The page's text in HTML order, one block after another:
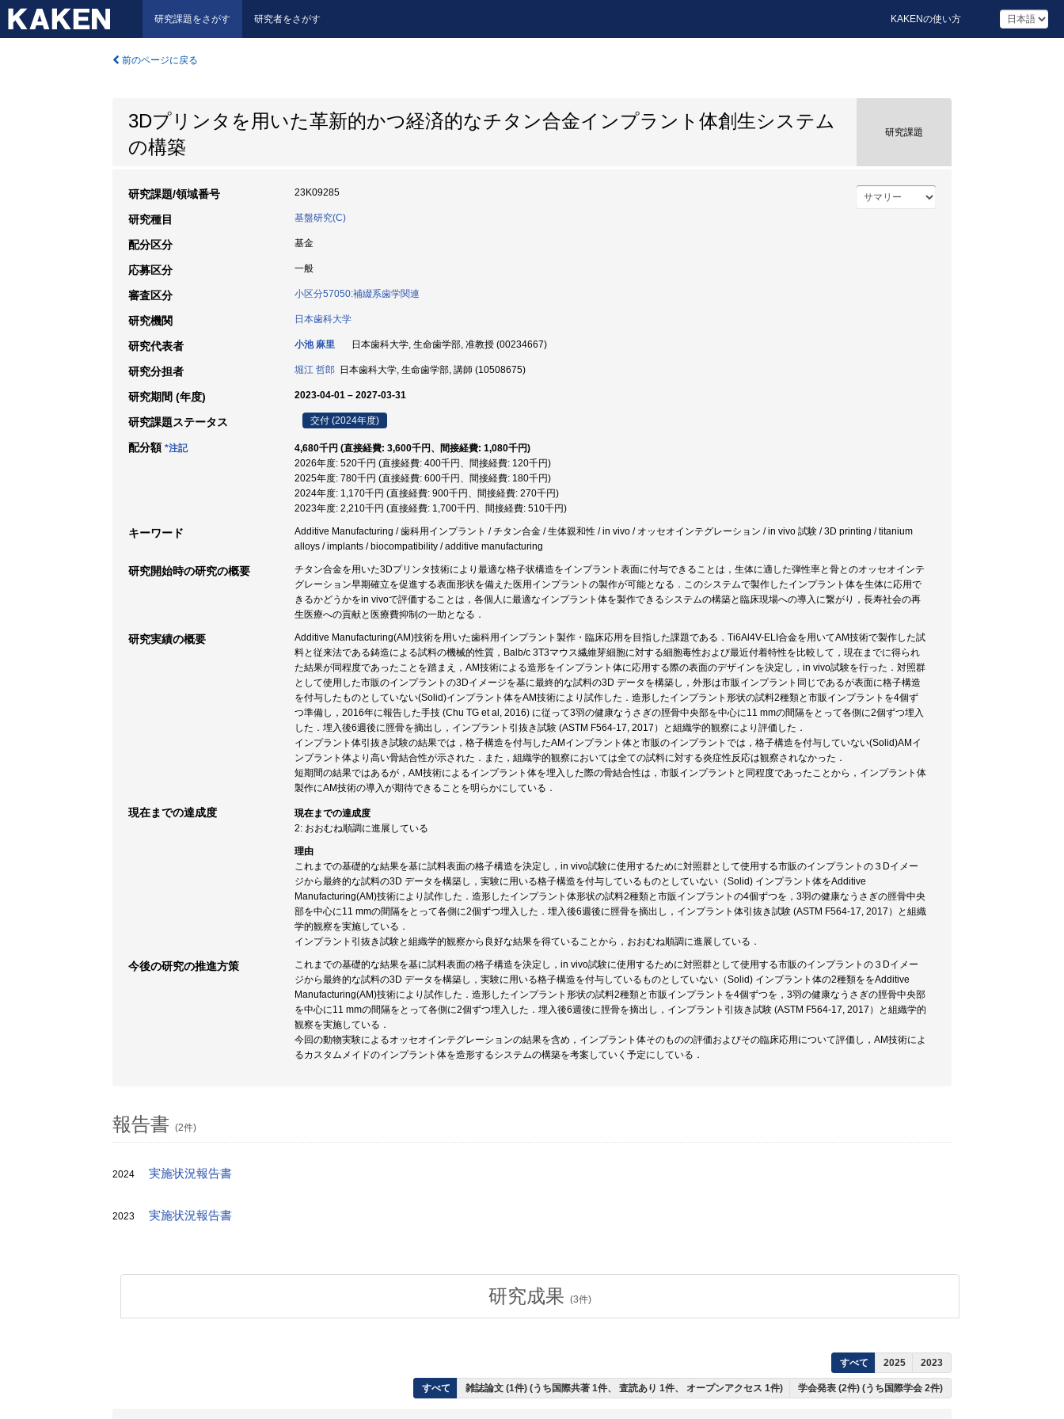
研究課題をさがす 研究者をさがす KAKENの使い方
前のページに戻る
3Dプリンタを用いた革新的かつ経済的なチタン合金インプラント体創生システム
の構築
研究課題
研究課題/領域番号 23K09285
研究種目 基盤研究(C)
配分区分 基金
応募区分 一般
審査区分 小区分57050:補綴系歯学関連
研究機関 日本歯科大学
研究代表者 小池 麻里 日本歯科大学, 生命歯学部, 准教授 (00234667)
研究分担者 堀江 哲郎 日本歯科大学, 生命歯学部, 講師 (10508675)
研究期間 (年度) 2023-04-01 – 2027-03-31
研究課題ステータス 交付 (2024年度)
配分額 *注記
4,680千円 (直接経費: 3,600千円、間接経費: 1,080千円)
2026年度: 520千円 (直接経費: 400千円、間接経費: 120千円)
2025年度: 780千円 (直接経費: 600千円、間接経費: 180千円)
2024年度: 1,170千円 (直接経費: 900千円、間接経費: 270千円)
2023年度: 2,210千円 (直接経費: 1,700千円、間接経費: 510千円)
キーワード
Additive Manufacturing / 歯科用インプラント / チタン合金 / 生体親和性 / in vivo / オッセオインテグレーション / in vivo 試験 / 3D printing / titanium
alloys / implants / biocompatibility / additive manufacturing
研究開始時の研究の概要
チタン合金を用いた3Dプリンタ技術により最適な格子状構造をインプラント表面に付与できることは，生体に適した弾性率と骨とのオッセオインテ
グレーション早期確立を促進する表面形状を備えた医用インプラントの製作が可能となる．このシステムで製作したインプラント体を生体に応用で
きるかどうかをin vivoで評価することは，各個人に最適なインプラント体を製作できるシステムの構築と臨床現場への導入に繋がり，長寿社会の再
生医療への貢献と医療費抑制の一助となる．
研究実績の概要
Additive Manufacturing(AM)技術を用いた歯科用インプラント製作・臨床応用を目指した課題である．Ti6Al4V-ELI合金を用いてAM技術で製作した試
料と従来法である鋳造による試料の機械的性質，Balb/c 3T3マウス繊維芽細胞に対する細胞毒性および最近付着特性を比較して，現在までに得られ
た結果が同程度であったことを踏まえ，AM技術による造形をインプラント体に応用する際の表面のデザインを決定し，in vivo試験を行った．対照群
として使用した市販のインプラントの3Dイメージを基に最終的な試料の3D データを構築し，外形は市販インプラント同じであるが表面に格子構造
を付与したものとしていない(Solid)インプラント体をAM技術により試作した．造形したインプラント形状の試料2種類と市販インプラントを4個ず
つ準備し，2016年に報告した手技 (Chu TG et al, 2016) に従って3羽の健康なうさぎの脛骨中央部を中心に11 mmの間隔をとって各側に2個ずつ埋入
した．埋入後6週後に脛骨を摘出し，インプラント引抜き試験 (ASTM F564-17, 2017）と組織学的観察により評価した．
インプラント体引抜き試験の結果では，格子構造を付与したAMインプラント体と市販のインプラントでは，格子構造を付与していない(Solid)AMイ
ンプラント体より高い骨結合性が示された．また，組織学的観察においては全ての試料に対する炎症性反応は観察されなかった．
短期間の結果ではあるが，AM技術によるインプラント体を埋入した際の骨結合性は，市販インプラントと同程度であったことから，インプラント体
製作にAM技術の導入が期待できることを明らかにしている．
現在までの達成度
現在までの達成度
2: おおむね順調に進展している
理由
これまでの基礎的な結果を基に試料表面の格子構造を決定し，in vivo試験に使用するために対照群として使用する市販のインプラントの３Dイメー
ジから最終的な試料の3D データを構築し，実験に用いる格子構造を付与しているものとしていない（Solid) インプラント体をAdditive
Manufacturing(AM)技術により試作した．造形したインプラント体形状の試料2種類と市販インプラントの4個ずつを，3羽の健康なうさぎの脛骨中央
部を中心に11 mmの間隔をとって各側に2個ずつ埋入した．埋入後6週後に脛骨を摘出し，インプラント体引抜き試験 (ASTM F564-17, 2017）と組織
学的観察を実施している．
インプラント引抜き試験と組織学的観察から良好な結果を得ていることから，おおむね順調に進展している．
今後の研究の推進方策
これまでの基礎的な結果を基に試料表面の格子構造を決定し，in vivo試験に使用するために対照群として使用する市販のインプラントの３Dイメー
ジから最終的な試料の3D データを構築し，実験に用いる格子構造を付与しているものとしていない（Solid) インプラント体の2種類ををAdditive
Manufacturing(AM)技術により試作した．造形したインプラント形状の試料2種類と市販インプラントを4個ずつを，3羽の健康なうさぎの脛骨中央部
を中心に11 mmの間隔をとって各側に2個ずつ埋入した．埋入後6週後に脛骨を摘出し，インプラント引抜き試験 (ASTM F564-17, 2017）と組織学的
観察を実施している．
今回の動物実験によるオッセオインテグレーションの結果を含め，インプラント体そのものの評価およびその臨床応用について評価し，AM技術によ
るカスタムメイドのインプラント体を造形するシステムの構築を考案していく予定にしている．
報告書 (2件)
2024 実施状況報告書
2023 実施状況報告書
研究成果 (3件)
すべて 2025 2023
すべて 雑誌論文 (1件) (うち国際共著 1件、 査読あり 1件、 オープンアクセス 1件) 学会発表 (2件) (うち国際学会 2件)